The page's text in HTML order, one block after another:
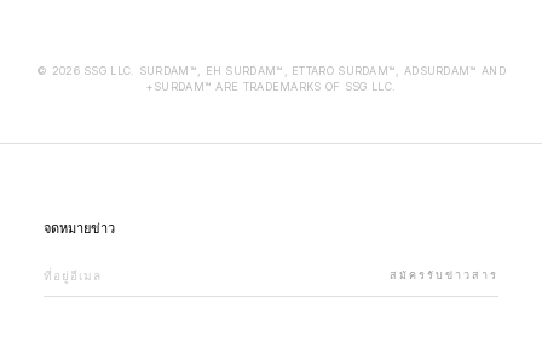
© 2026 SSG LLC. SURDAM™, EH SURDAM™, ETTARO SURDAM™, ADSURDAM™ AND
+SURDAM™ ARE TRADEMARKS OF SSG LLC.
จดหมายข่าว
สมัครรับข่าวสาร